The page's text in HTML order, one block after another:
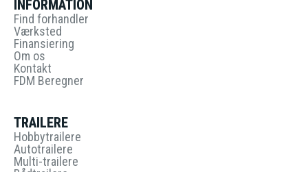
INFORMATION
Find forhandler
Værksted
Finansiering
Om os
Kontakt
FDM Beregner
TRAILERE
Hobbytrailere
Autotrailere
Multi-trailere